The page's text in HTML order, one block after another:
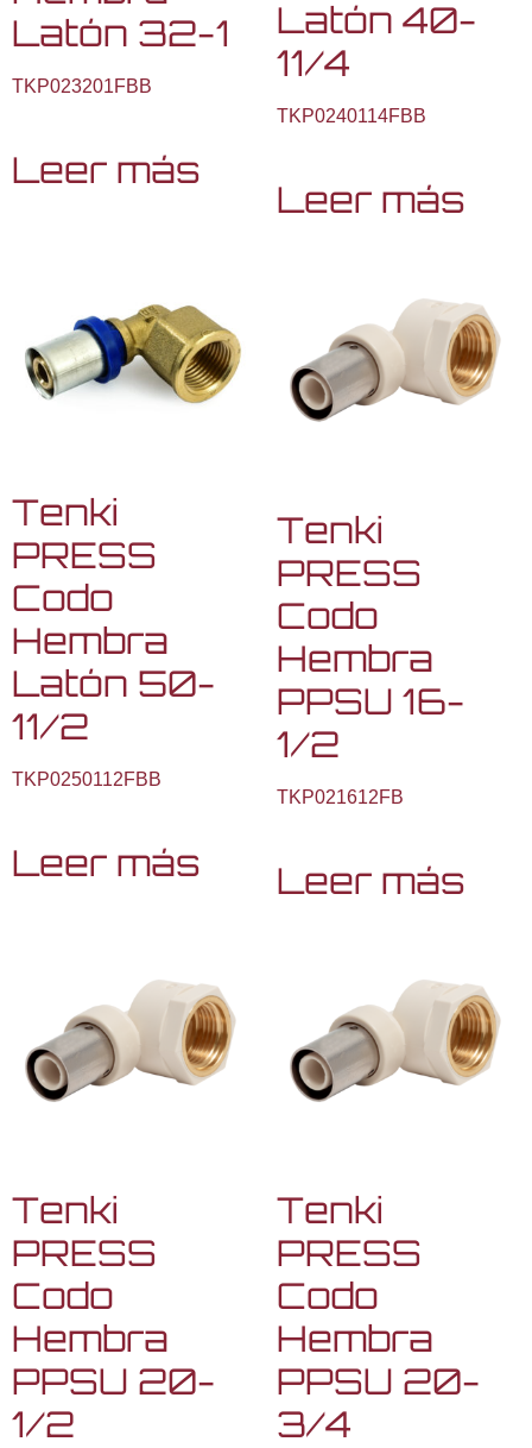
Latón 32-1
TKP023201FBB
Leer más
Latón 40-
11/4
TKP0240114FBB
Leer más
Tenki
PRESS
Codo
Hembra
Latón 50-
11/2
TKP0250112FBB
Leer más
Tenki
PRESS
Codo
Hembra
PPSU 16-
1/2
TKP021612FB
Leer más
Tenki
PRESS
Codo
Hembra
PPSU 20-
1/2
Tenki
PRESS
Codo
Hembra
PPSU 20-
3/4